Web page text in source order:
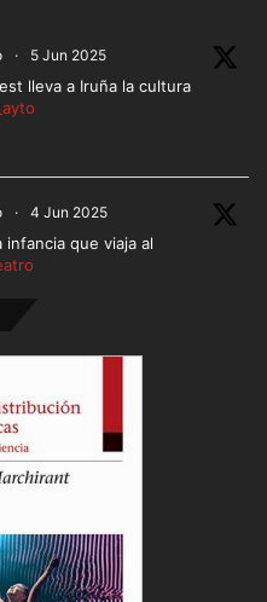
· 5 Jun 2025
lleva a Iruña la cultura
· 4 Jun 2025
infancia que viaja al
más